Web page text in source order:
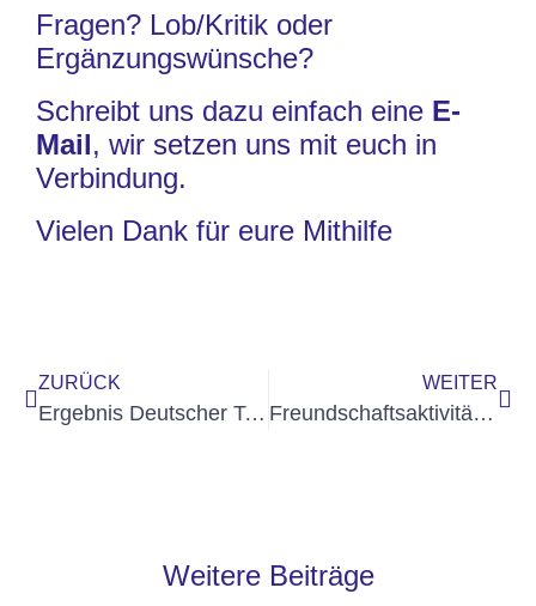
Fragen? Lob/Kritik oder
Ergänzungswünsche?
Schreibt uns dazu einfach eine E-
Mail, wir setzen uns mit euch in
Verbindung.
Vielen Dank für eure Mithilfe
ZURÜCK
Ergebnis Deutscher Telegrafie Contest 2021 veröffentlicht
WEITER
Freundschaftsaktivität 2021
Weitere Beiträge